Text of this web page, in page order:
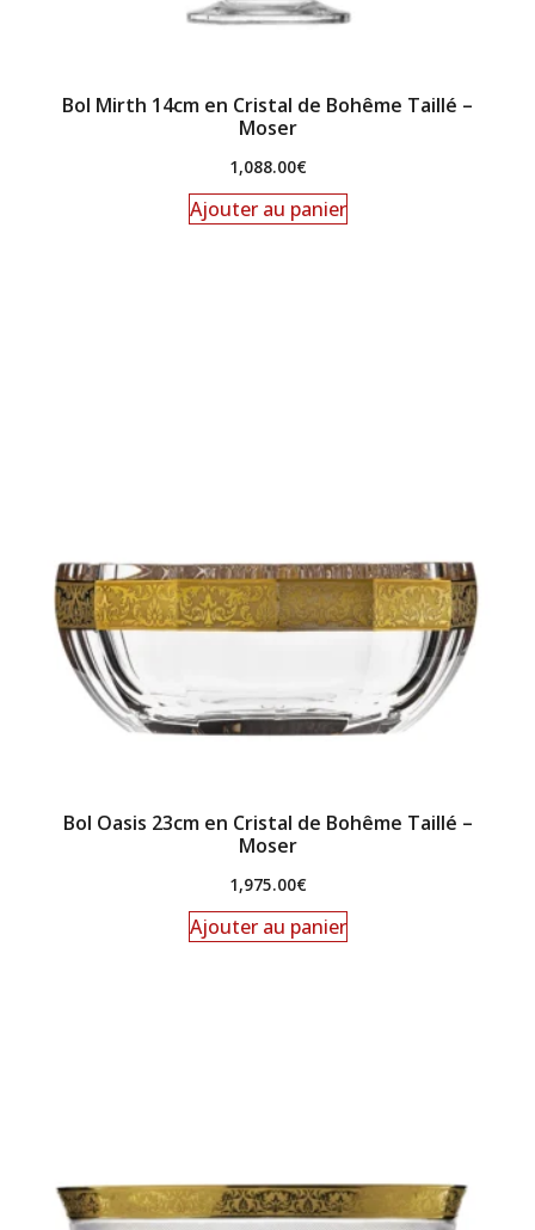
Bol Mirth 14cm en Cristal de Bohême Taillé –
Moser
1,088.00€
Ajouter au panier
Bol Oasis 23cm en Cristal de Bohême Taillé –
Moser
1,975.00€
Ajouter au panier